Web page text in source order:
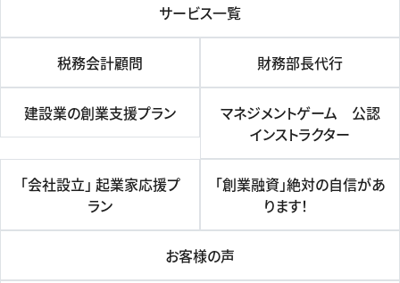
サービス一覧
税務会計顧問 財務部長代行
建設業の創業支援プラン
マネジメントゲーム 公認
インストラクター
「会社設立」 起業家応援プ
ラン
「創業融資」絶対の自信があ
ります！
お客様の声